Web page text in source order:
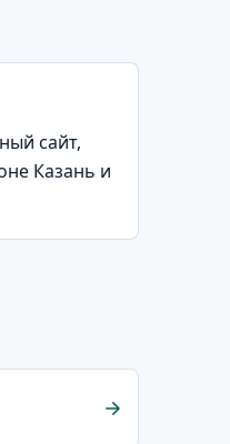
сайт,
Казань и